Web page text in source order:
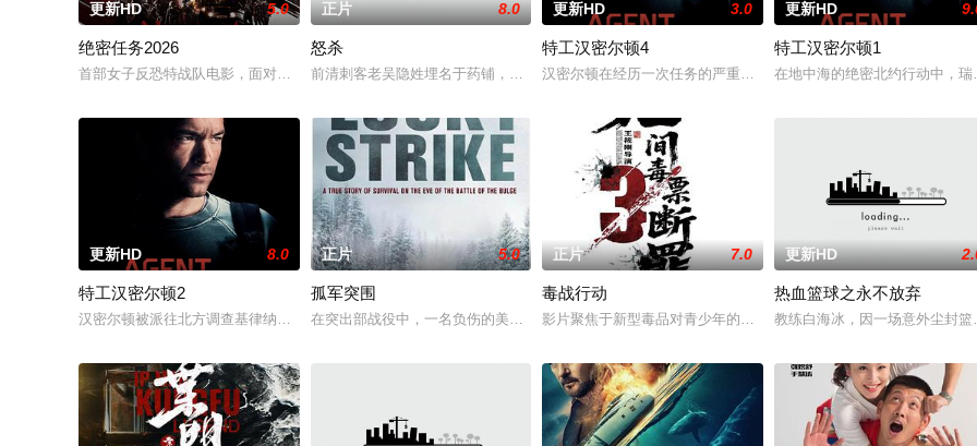
更新HD 5.0
绝密任务2026
首部女子反恐特战队电影，面对恐怖主义恶势力，“最飒女子反恐特战队”临危受命，精英队长陈梓静（于文文 饰）率队员金凤（卢靖姗
正片 8.0
怒杀
前清刺客老吴隐姓埋名于药铺，却为守护单亲母女小茜和依依，被迫出手击杀黑帮一伙而暴露身份。幕后
更新HD 3.0
特工汉密尔顿4
汉密尔顿在经历一次任务的严重后果后，陷入了自我毁灭的状态。
更新HD
特工汉密尔顿1
在地中海的绝密北约行动中，
更新HD 8.0
特工汉密尔顿2
汉密尔顿被派往北方调查基律纳太空项目的间谍行为，同时发现有人从瑞典窃取秘密武器材料。他被调至布鲁塞尔担任国防部长保镖，而叛乱
正片 5.0
孤军突围
在突出部战役中，一名负伤的美军士兵被困在饱受战火摧残的比利时敌后，他凭借机智、训练和一台破损
正片 7.0
毒战行动
影片聚焦于新型毒品对青少年的危害，对社会秩序的破坏为主题，旨
更新HD
热血篮球之永不放弃
教练白海冰，因一场意外尘封